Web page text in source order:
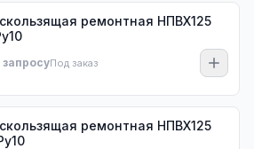
ремонтная НПВХ125
Под заказ
ремонтная НПВХ125